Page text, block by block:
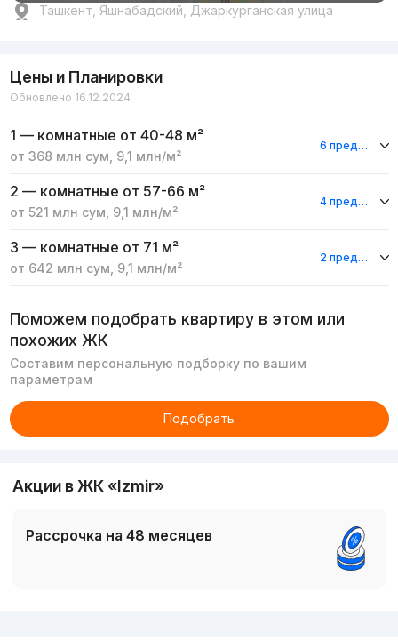
Ташкент, Яшнабадский, Джаркурганская улица
Цены и Планировки
Обновлено 16.12.2024
1 — комнатные от 40-48 м²
от 368 млн сум 9,1 млн/м²
6 предложений
2 — комнатные от 57-66 м²
от 521 млн сум 9,1 млн/м²
4 предложения
3 — комнатные от 71 м²
от 642 млн сум 9,1 млн/м²
2 предложения
Поможем подобрать квартиру в этом или
похожих ЖК
Составим персональную подборку по вашим
параметрам
Подобрать
Акции в ЖК «Izmir»
Рассрочка на 48 месяцев